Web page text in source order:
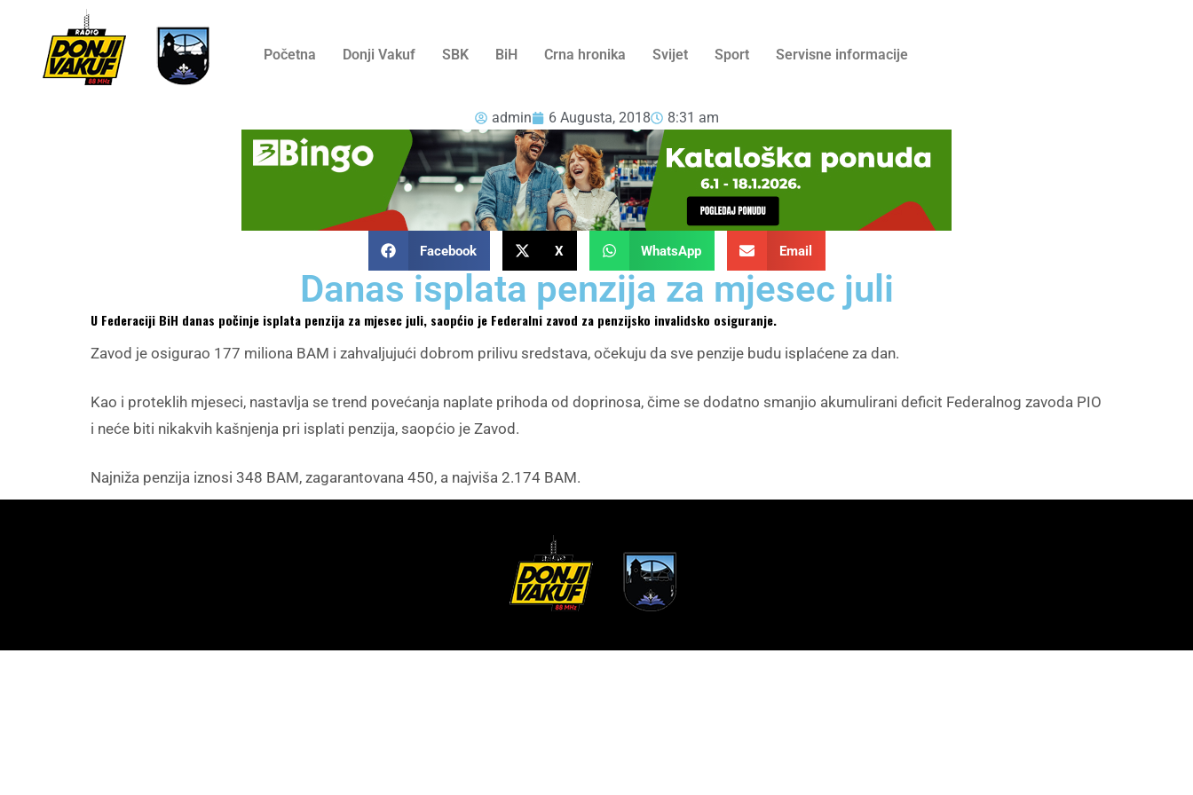
Početna Donji Vakuf SBK BiH Crna hronika Svijet Sport Servisne informacije
admin 6 Augusta, 2018 8:31 am
Facebook X WhatsApp Email
Danas isplata penzija za mjesec juli
U Federaciji BiH danas počinje isplata penzija za mjesec juli, saopćio je Federalni zavod za penzijsko invalidsko osiguranje.
Zavod je osigurao 177 miliona BAM i zahvaljujući dobrom prilivu sredstava, očekuju da sve penzije budu isplaćene za dan.
Kao i proteklih mjeseci, nastavlja se trend povećanja naplate prihoda od doprinosa, čime se dodatno smanjio akumulirani deficit Federalnog zavoda PIO
i neće biti nikakvih kašnjenja pri isplati penzija, saopćio je Zavod.
Najniža penzija iznosi 348 BAM, zagarantovana 450, a najviša 2.174 BAM.